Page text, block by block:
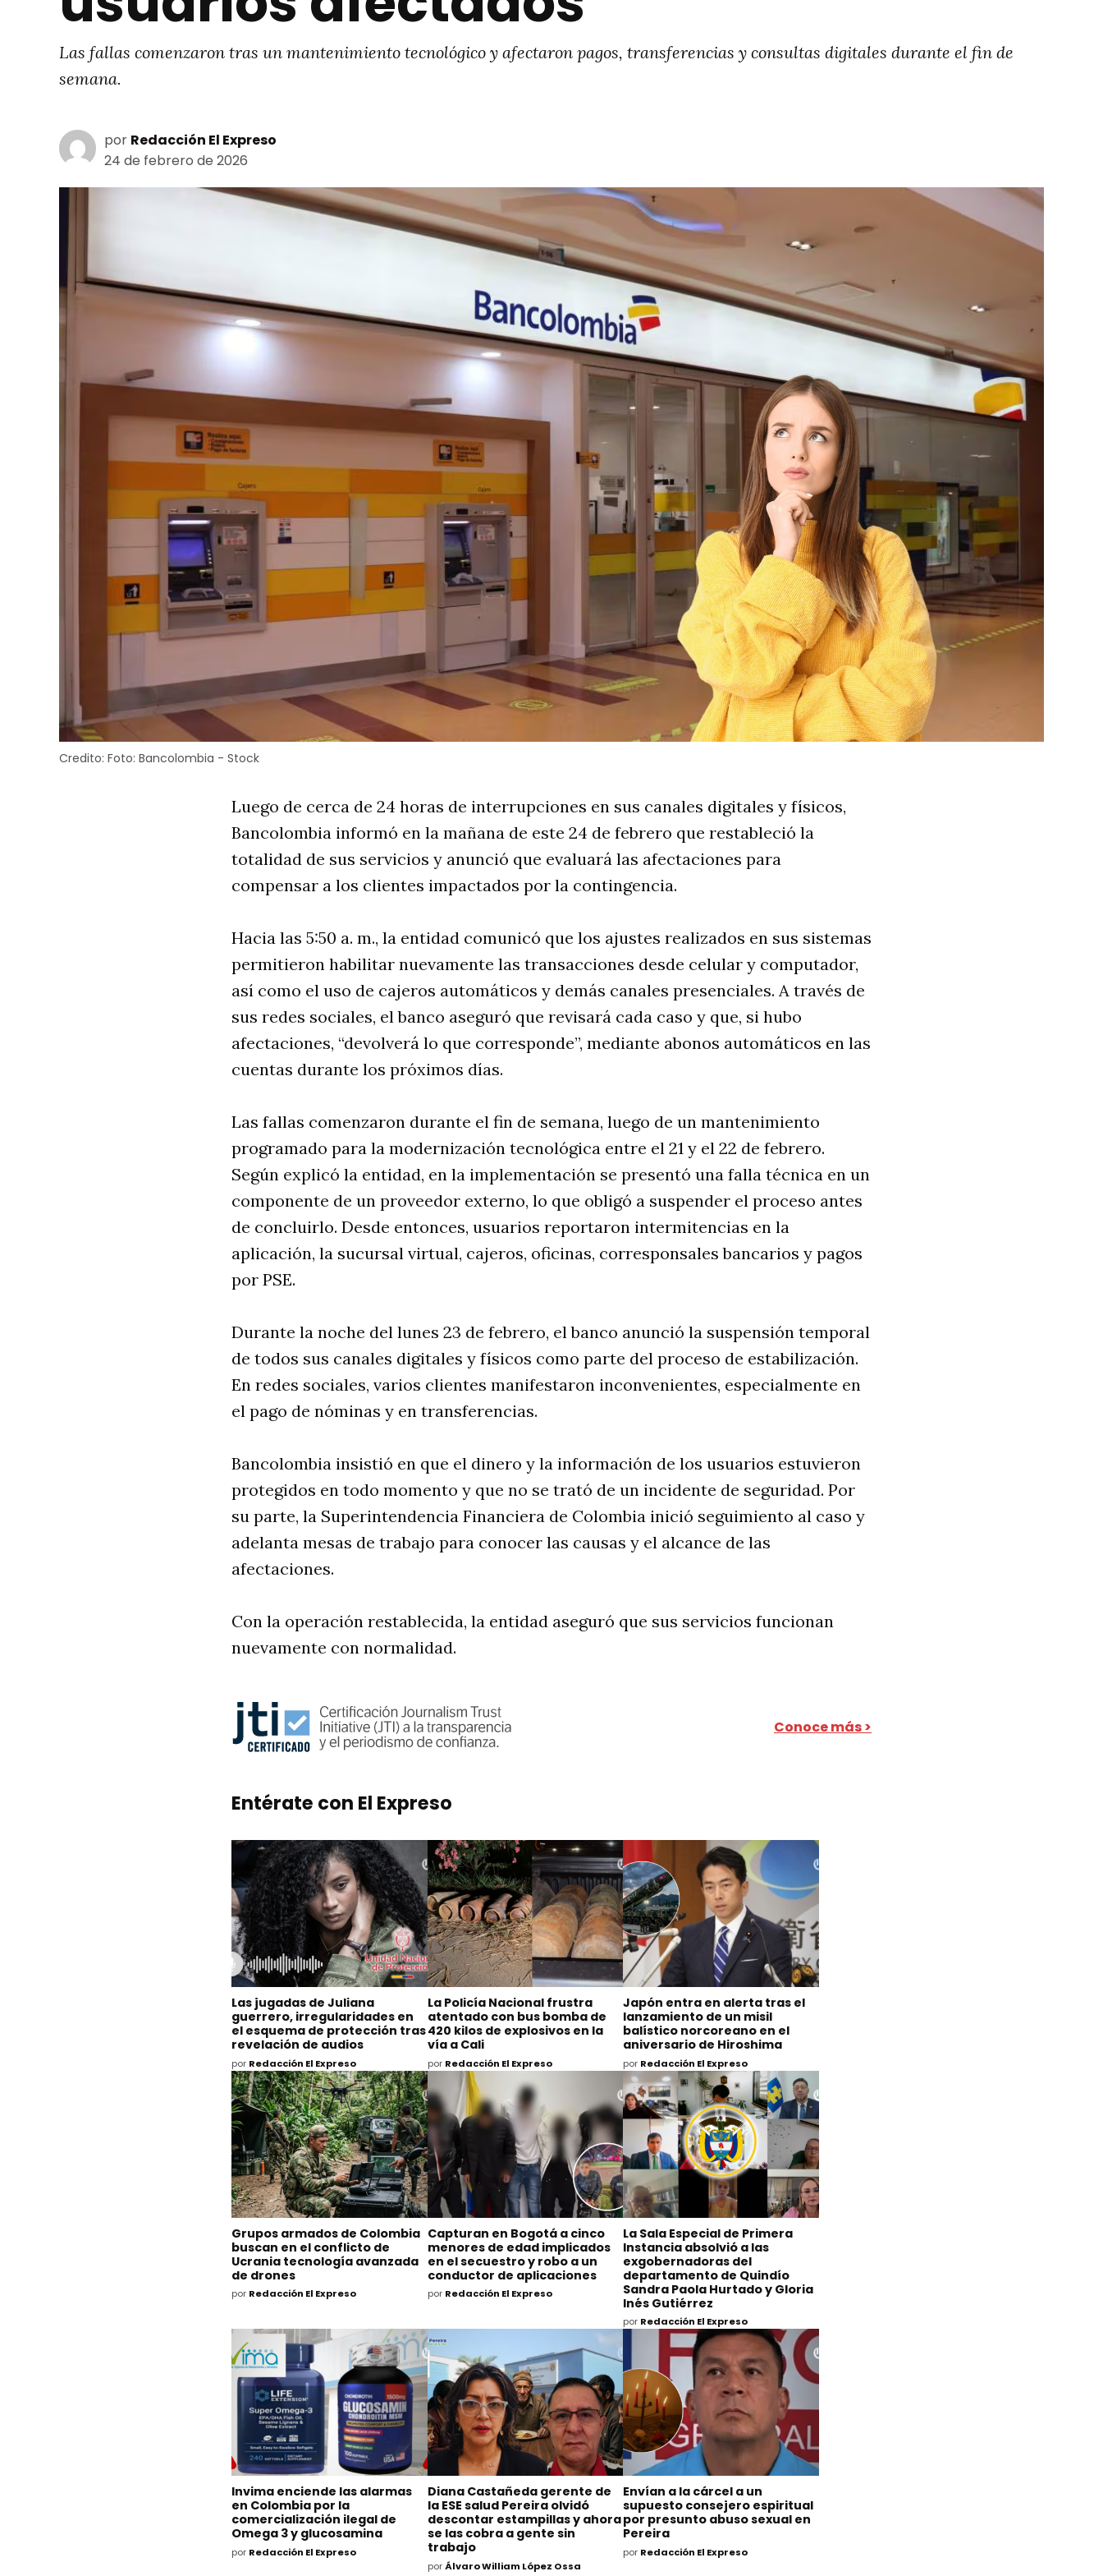
Las fallas comenzaron tras un mantenimiento tecnológico y afectaron pagos, transferencias y consultas digitales durante el fin de
semana.
por Redacción El Expreso
24 de febrero de 2026
Credito: Foto: Bancolombia - Stock
Luego de cerca de 24 horas de interrupciones en sus canales digitales y físicos,
Bancolombia informó en la mañana de este 24 de febrero que restableció la
totalidad de sus servicios y anunció que evaluará las afectaciones para
compensar a los clientes impactados por la contingencia.
Hacia las 5:50 a. m., la entidad comunicó que los ajustes realizados en sus sistemas
permitieron habilitar nuevamente las transacciones desde celular y computador,
así como el uso de cajeros automáticos y demás canales presenciales. A través de
sus redes sociales, el banco aseguró que revisará cada caso y que, si hubo
afectaciones, “devolverá lo que corresponde”, mediante abonos automáticos en las
cuentas durante los próximos días.
Las fallas comenzaron durante el fin de semana, luego de un mantenimiento
programado para la modernización tecnológica entre el 21 y el 22 de febrero.
Según explicó la entidad, en la implementación se presentó una falla técnica en un
componente de un proveedor externo, lo que obligó a suspender el proceso antes
de concluirlo. Desde entonces, usuarios reportaron intermitencias en la
aplicación, la sucursal virtual, cajeros, oficinas, corresponsales bancarios y pagos
por PSE.
Durante la noche del lunes 23 de febrero, el banco anunció la suspensión temporal
de todos sus canales digitales y físicos como parte del proceso de estabilización.
En redes sociales, varios clientes manifestaron inconvenientes, especialmente en
el pago de nóminas y en transferencias.
Bancolombia insistió en que el dinero y la información de los usuarios estuvieron
protegidos en todo momento y que no se trató de un incidente de seguridad. Por
su parte, la Superintendencia Financiera de Colombia inició seguimiento al caso y
adelanta mesas de trabajo para conocer las causas y el alcance de las
afectaciones.
Con la operación restablecida, la entidad aseguró que sus servicios funcionan
nuevamente con normalidad.
Conoce más >
Entérate con El Expreso
Las jugadas de Juliana
guerrero, irregularidades en
el esquema de protección tras
revelación de audios
por Redacción El Expreso
La Policía Nacional frustra
atentado con bus bomba de
420 kilos de explosivos en la
vía a Cali
por Redacción El Expreso
Japón entra en alerta tras el
lanzamiento de un misil
balístico norcoreano en el
aniversario de Hiroshima
por Redacción El Expreso
Grupos armados de Colombia
buscan en el conflicto de
Ucrania tecnología avanzada
de drones
por Redacción El Expreso
Capturan en Bogotá a cinco
menores de edad implicados
en el secuestro y robo a un
conductor de aplicaciones
por Redacción El Expreso
La Sala Especial de Primera
Instancia absolvió a las
exgobernadoras del
departamento de Quindío
Sandra Paola Hurtado y Gloria
Inés Gutiérrez
por Redacción El Expreso
Invima enciende las alarmas
en Colombia por la
comercialización ilegal de
Omega 3 y glucosamina
por Redacción El Expreso
Diana Castañeda gerente de
la ESE salud Pereira olvidó
descontar estampillas y ahora
se las cobra a gente sin
trabajo
por Álvaro William López Ossa
Envían a la cárcel a un
supuesto consejero espiritual
por presunto abuso sexual en
Pereira
por Redacción El Expreso